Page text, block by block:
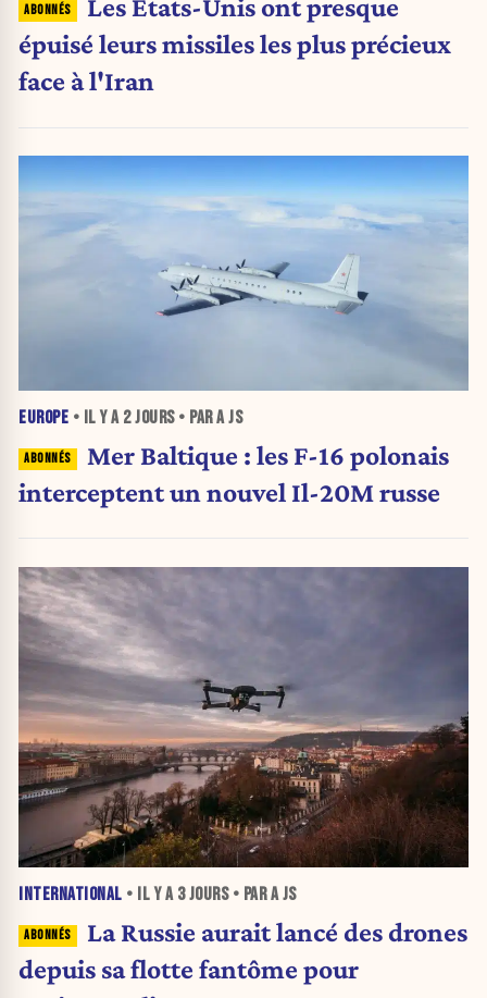
Les États-Unis ont presque
épuisé leurs missiles les plus précieux
face à l'Iran
EUROPE • IL Y A 2 JOURS• PAR A JS
Mer Baltique : les F-16 polonais
interceptent un nouvel Il-20M russe
INTERNATIONAL • IL Y A 3 JOURS• PAR A JS
La Russie aurait lancé des drones
depuis sa flotte fantôme pour